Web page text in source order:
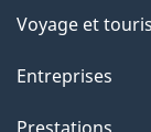
Voyage et
Entreprises